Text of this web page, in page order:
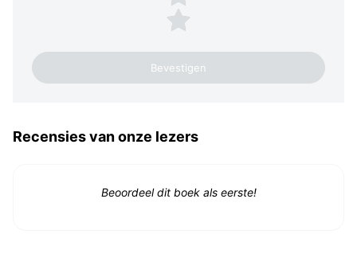
1 ster
Recensies van onze lezers
Beoordeel dit boek als eerste!